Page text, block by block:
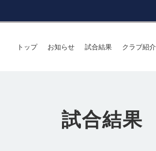
トップ お知らせ 試合結果 クラブ紹介
試合結果